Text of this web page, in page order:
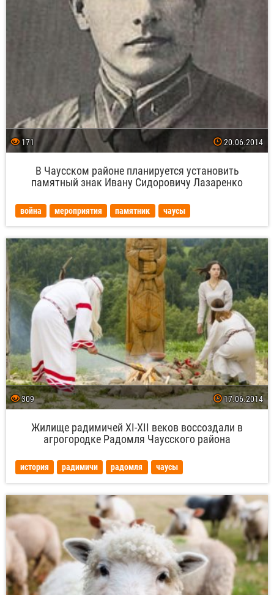
171 20.06.2014
В Чаусском районе планируется установить
памятный знак Ивану Сидоровичу Лазаренко
война мероприятия памятник чаусы
309 17.06.2014
Жилище радимичей XI-XII веков воссоздали в
агрогородке Радомля Чаусского района
история радимичи радомля чаусы